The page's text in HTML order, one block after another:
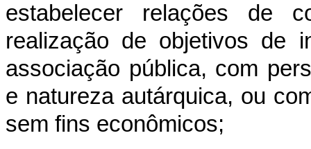
estabelecer relações de
realização de objetivos de
associação pública, com
e natureza autárquica, ou
sem fins econômicos;